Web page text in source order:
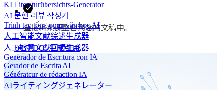
KI Literaturübersichts-Generator
AI 문헌 리뷰 작성기
Trình tạo tổng quan văn học AI
人工智能文献综述生成器
人工智慧文獻回顧生成器
Generador de Escritura con IA
Gerador de Escrita AI
Générateur de rédaction IA
AIライティングジェネレーター
直接将来源整合到您的文稿中。
通过 DOI 生成引用